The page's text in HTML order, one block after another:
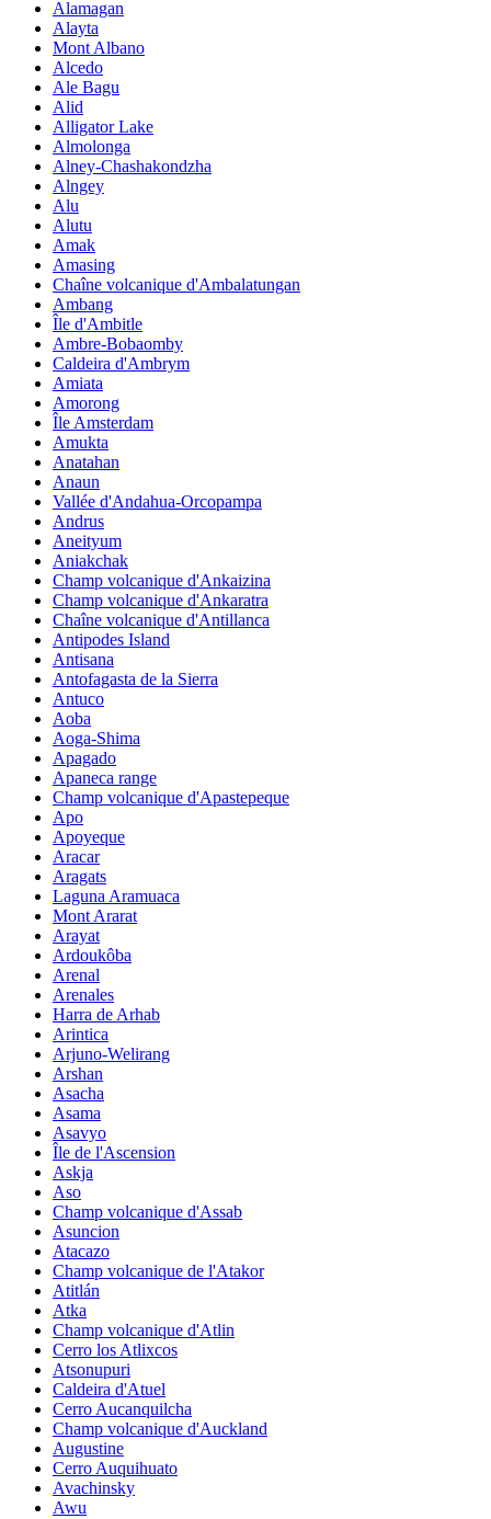
Alamagan
Alayta
Mont Albano
Alcedo
Ale Bagu
Alid
Alligator Lake
Almolonga
Alney-Chashakondzha
Alngey
Alu
Alutu
Amak
Amasing
Chaîne volcanique d'Ambalatungan
Ambang
Île d'Ambitle
Ambre-Bobaomby
Caldeira d'Ambrym
Amiata
Amorong
Île Amsterdam
Amukta
Anatahan
Anaun
Vallée d'Andahua-Orcopampa
Andrus
Aneityum
Aniakchak
Champ volcanique d'Ankaizina
Champ volcanique d'Ankaratra
Chaîne volcanique d'Antillanca
Antipodes Island
Antisana
Antofagasta de la Sierra
Antuco
Aoba
Aoga-Shima
Apagado
Apaneca range
Champ volcanique d'Apastepeque
Apo
Apoyeque
Aracar
Aragats
Laguna Aramuaca
Mont Ararat
Arayat
Ardoukôba
Arenal
Arenales
Harra de Arhab
Arintica
Arjuno-Welirang
Arshan
Asacha
Asama
Asavyo
Île de l'Ascension
Askja
Aso
Champ volcanique d'Assab
Asuncion
Atacazo
Champ volcanique de l'Atakor
Atitlán
Atka
Champ volcanique d'Atlin
Cerro los Atlixcos
Atsonupuri
Caldeira d'Atuel
Cerro Aucanquilcha
Champ volcanique d'Auckland
Augustine
Cerro Auquihuato
Avachinsky
Awu